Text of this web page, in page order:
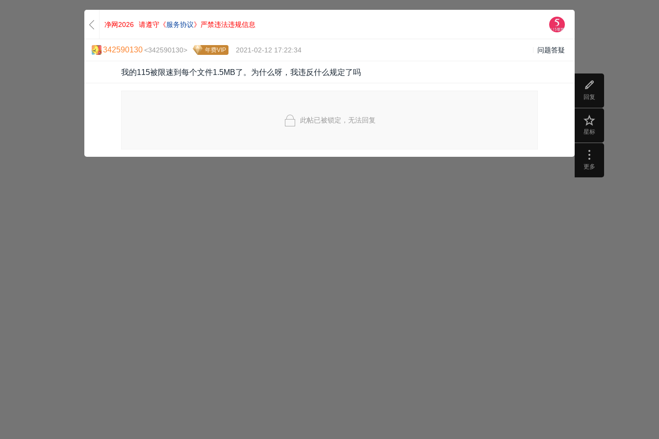
回复
星标
更多
净网2026 请遵守《服务协议》严禁违法违规信息
342590130<342590130> 年费VIP 2021-02-12 17:22:34 问题答疑
我的115被限速到每个文件1.5MB了。为什么呀，我违反什么规定了吗
此帖已被锁定，无法回复